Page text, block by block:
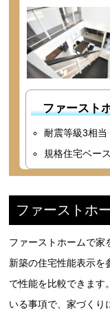
ファースト
耐震等級3相当
規格住宅ベー
ファーストホ
ファーストホームで家
新築の住宅性能表示を
で性能を比較できます
いる事項で、家づくり